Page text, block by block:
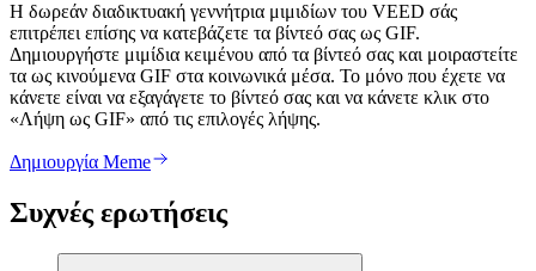
Η δωρεάν διαδικτυακή γεννήτρια μιμιδίων του VEED σάς
επιτρέπει επίσης να κατεβάζετε τα βίντεό σας ως GIF.
Δημιουργήστε μιμίδια κειμένου από τα βίντεό σας και μοιραστείτε
τα ως κινούμενα GIF στα κοινωνικά μέσα. Το μόνο που έχετε να
κάνετε είναι να εξαγάγετε το βίντεό σας και να κάνετε κλικ στο
«Λήψη ως GIF» από τις επιλογές λήψης.
Δημιουργία Meme
Συχνές ερωτήσεις